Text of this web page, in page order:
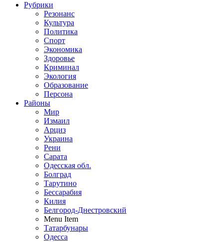
Рубрики
Резонанс
Культура
Политика
Спорт
Экономика
Здоровье
Криминал
Экология
Образование
Персона
Районы
Мир
Измаил
Арциз
Украина
Рени
Сарата
Одесская обл.
Болград
Тарутино
Бессарабия
Килия
Белгород-Днестровский
Menu Item
Татарбунары
Одесса